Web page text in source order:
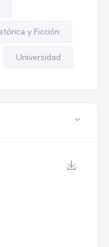
y Ficción
Universidad